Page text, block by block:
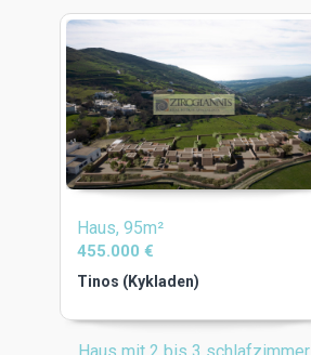
Haus, 95m²
455.000 €
Tinos (Kykladen)
Haus mit 2 bis 3 schlafzimmer